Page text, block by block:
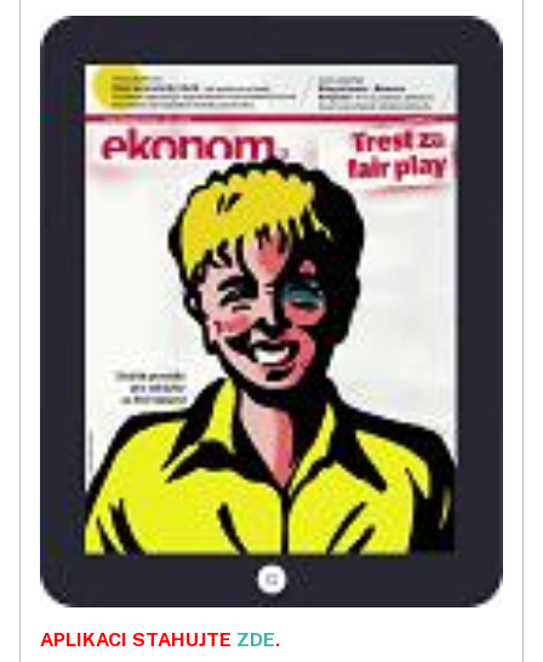
APLIKACI STAHUJTE ZDE.